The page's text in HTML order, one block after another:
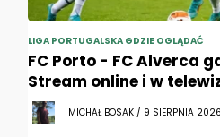
LIGA PORTUGALSKA GDZIE OGLĄDAĆ
FC Porto - FC Alverca
Stream online i w
MICHAŁ BOSAK / 9 SIERPNIA